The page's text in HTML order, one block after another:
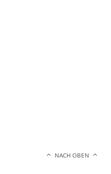
NACH OBEN